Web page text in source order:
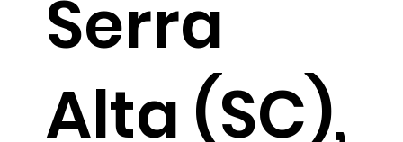
Serra
Alta (SC),